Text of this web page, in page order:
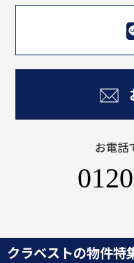
お電話
クラベストの物件特